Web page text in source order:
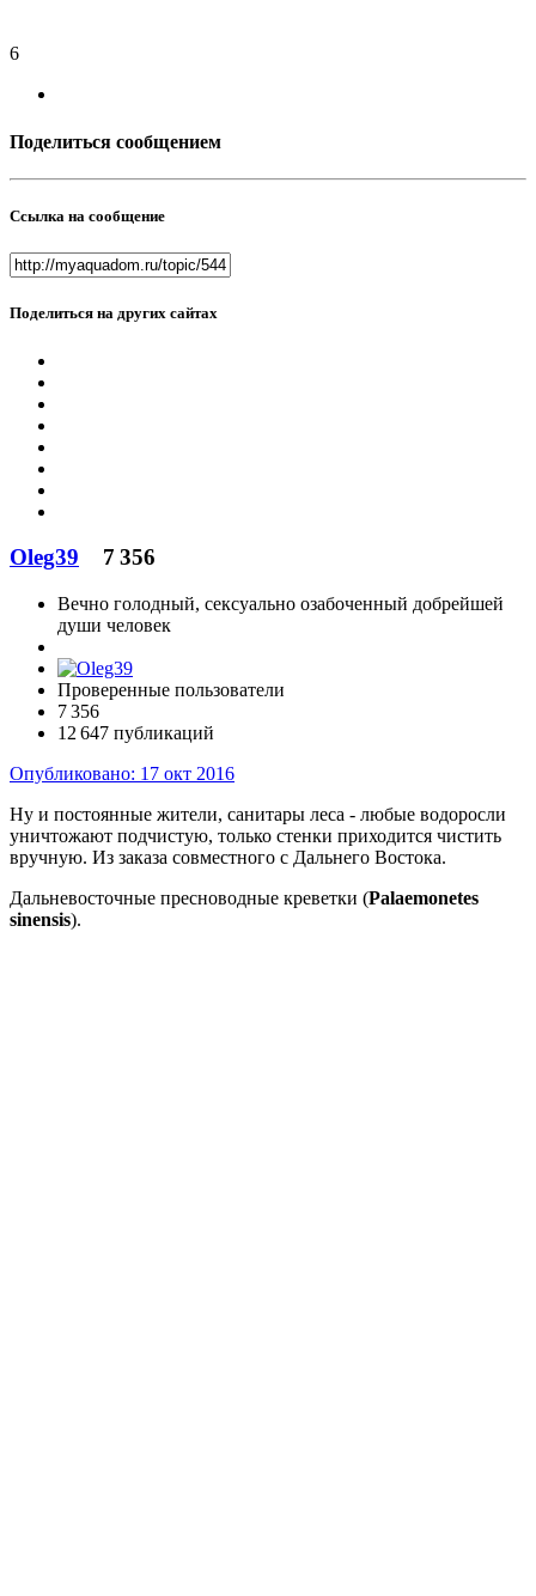
6
Поделиться сообщением
Ссылка на сообщение
Поделиться на других сайтах
Oleg39 7 356
Вечно голодный, сексуально озабоченный добрейшей
души человек
Проверенные пользователи
7 356
12 647 публикаций
Опубликовано: 17 окт 2016
Ну и постоянные жители, санитары леса - любые водоросли
уничтожают подчистую, только стенки приходится чистить
вручную. Из заказа совместного с Дальнего Востока.
Дальневосточные пресноводные креветки (Palaemonetes
sinensis).